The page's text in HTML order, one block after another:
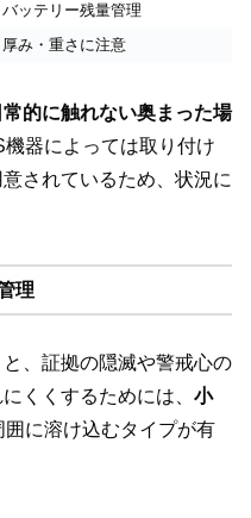
バッテリー残量管理
厚み・重さに注意
的に触れない奥まった場
機器によっては取り付け
されているため、状況に
理
、証拠の隠滅や警戒心の
くくするためには、 小
に溶け込むタイプが有